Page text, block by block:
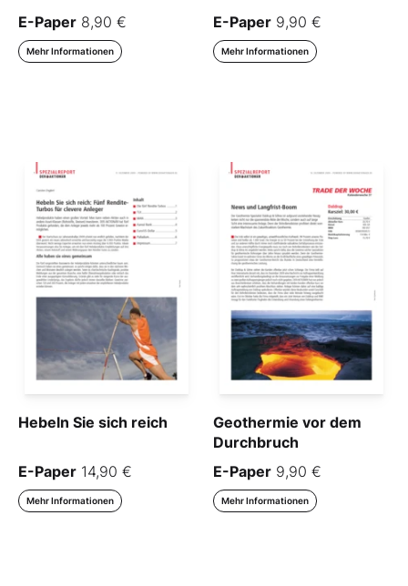
E-Paper 8,90 €
Mehr Informationen
Wachstum
E-Paper 9,90 €
Mehr Informationen
Hebeln Sie sich reich
E-Paper 14,90 €
Mehr Informationen
Geothermie vor dem
Durchbruch
E-Paper 9,90 €
Mehr Informationen